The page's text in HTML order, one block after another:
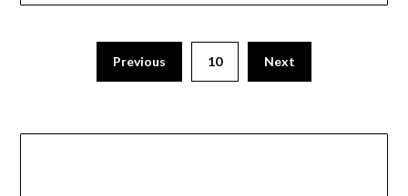
Previous 10 Next